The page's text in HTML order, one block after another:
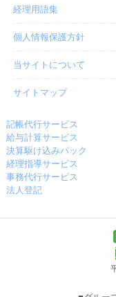
経理用語集
個人情報保護方針
当サイトについて
サイトマップ
記帳代行サービス
給与計算サービス
決算駆け込みパック
経理指導サービス
事務代行サービス
法人登記